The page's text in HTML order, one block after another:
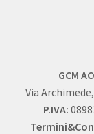
GCM
Via
P.IVA: